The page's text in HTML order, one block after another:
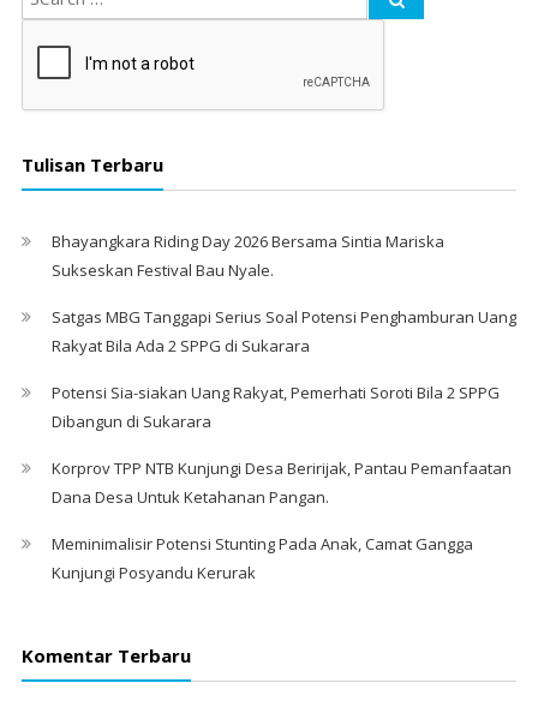
Tulisan Terbaru
Bhayangkara Riding Day 2026 Bersama Sintia Mariska
Sukseskan Festival Bau Nyale. ‎
Satgas MBG Tanggapi Serius Soal Potensi Penghamburan Uang
Rakyat Bila Ada 2 SPPG di Sukarara
Potensi Sia-siakan Uang Rakyat, Pemerhati Soroti Bila 2 SPPG
Dibangun di Sukarara
Korprov TPP NTB Kunjungi Desa Beririjak, Pantau Pemanfaatan
Dana Desa Untuk Ketahanan Pangan.
Meminimalisir Potensi Stunting Pada Anak, Camat Gangga
Kunjungi Posyandu Kerurak
Komentar Terbaru